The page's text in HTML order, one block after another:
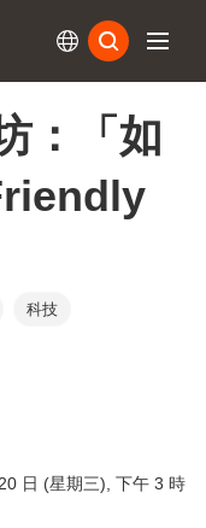
：「如
科技
日 (星期三), 下午 3 時